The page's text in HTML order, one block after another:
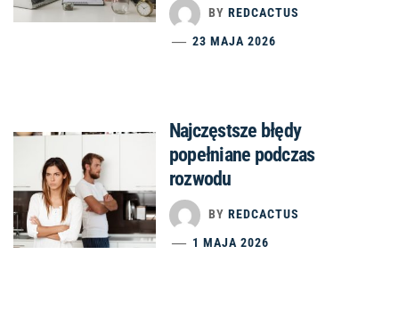
BY REDCACTUS
23 MAJA 2026
Najczęstsze błędy
popełniane podczas
rozwodu
BY REDCACTUS
1 MAJA 2026